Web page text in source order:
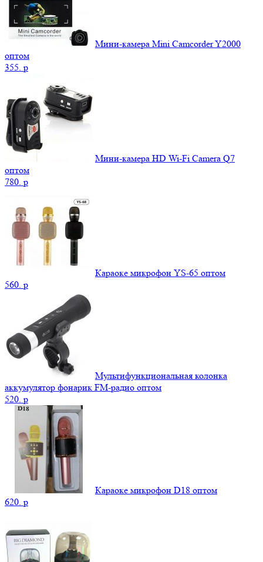
Мини-камера Mini Camcorder Y2000
оптом
355. p
Мини-камера HD Wi-Fi Camera Q7
оптом
780. p
Караоке микрофон YS-65 оптом
560. p
Мультифункциональная колонка
аккумулятор фонарик FM-радио оптом
520. p
Караоке микрофон D18 оптом
620. p